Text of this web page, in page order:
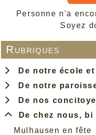
Rubriques
De notre école et
De notre
De nos
De chez nous, bi
Mulhausen en fête
Personne n'a
Soyez